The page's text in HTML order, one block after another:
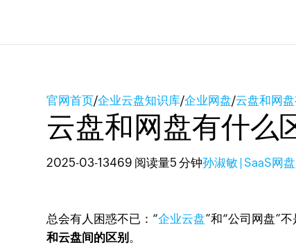
官网首页/企业云盘知识库/企业网盘/云盘和网
云盘和网盘有什么
2025-03-13469 阅读量5 分钟孙淑敏 | SaaS网
总会有人困惑不已：“企业云盘”和“公司网盘”
和云盘间的区别 。